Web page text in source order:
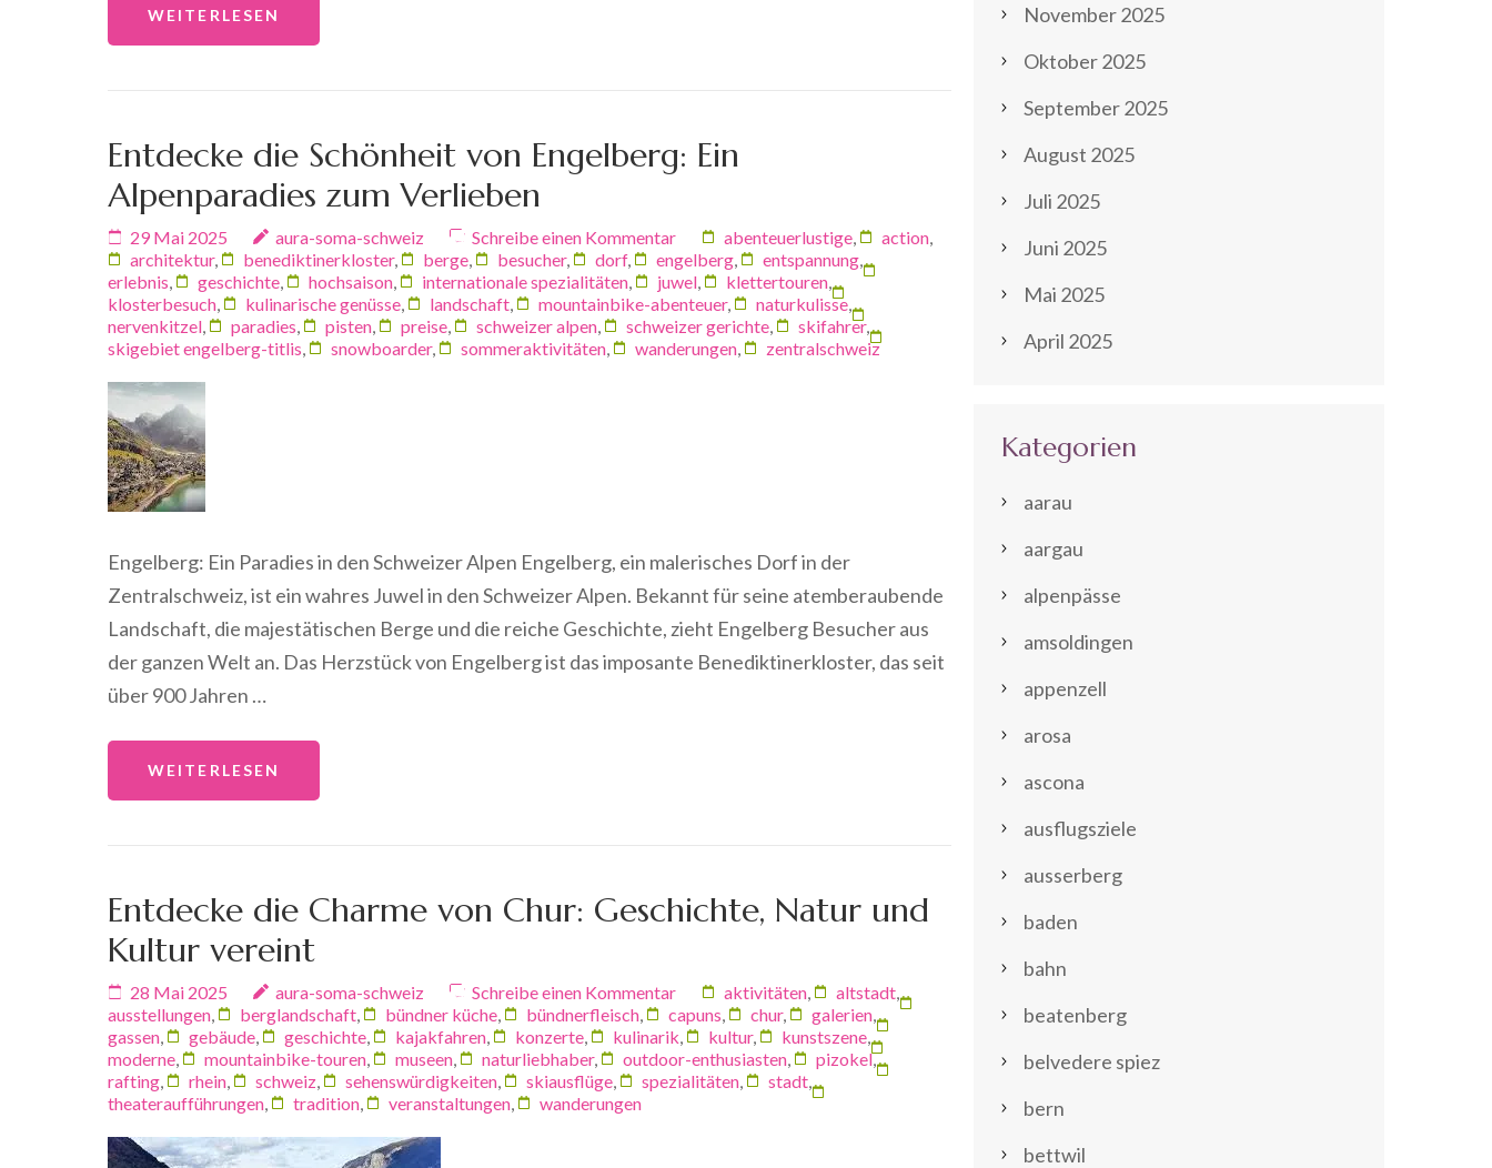
WEITERLESEN
Entdecke die Schönheit von Engelberg: Ein
Alpenparadies zum Verlieben
29 Mai 2025 aura-soma-schweiz Schreibe einen Kommentar abenteuerlustige action
architektur, benediktinerkloster, berge besucher, dorf, engelberg entspannung
erlebnis
geschichte hochsaison internationale spezialitäten juwel klettertouren
klosterbesuch
kulinarische genüsse landschaft mountainbike-abenteuer, naturkulisse
nervenkitzel
paradies pisten preise schweizer alpen schweizer gerichte skifahrer,
skigebiet engelberg-titlis
snowboarder, sommeraktivitäten wanderungen zentralschweiz
Engelberg: Ein Paradies in den Schweizer Alpen Engelberg, ein malerisches Dorf in der
Zentralschweiz, ist ein wahres Juwel in den Schweizer Alpen. Bekannt für seine atemberaubende
Landschaft, die majestätischen Berge und die reiche Geschichte, zieht Engelberg Besucher aus
der ganzen Welt an. Das Herzstück von Engelberg ist das imposante Benediktinerkloster, das seit
über 900 Jahren …
WEITERLESEN
Entdecke die Charme von Chur: Geschichte, Natur und
Kultur vereint
28 Mai 2025 aura-soma-schweiz Schreibe einen Kommentar aktivitäten altstadt
ausstellungen
berglandschaft bündner küche bündnerfleisch capuns chur, galerien
gassen
gebäude geschichte kajakfahren konzerte kulinarik kultur, kunstszene
moderne
mountainbike-touren museen naturliebhaber, outdoor-enthusiasten pizokel,
rafting
rhein schweiz sehenswürdigkeiten skiausflüge spezialitäten stadt
theateraufführungen
tradition veranstaltungen wanderungen
November 2025
Oktober 2025
September 2025
August 2025
Juli 2025
Juni 2025
Mai 2025
April 2025
Kategorien
aarau
aargau
alpenpässe
amsoldingen
appenzell
arosa
ascona
ausflugsziele
ausserberg
baden
bahn
beatenberg
belvedere spiez
bern
bettwil